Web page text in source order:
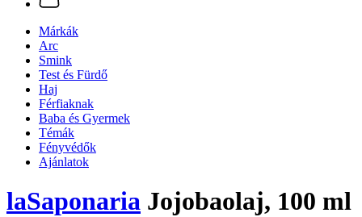
Márkák
Arc
Smink
Test és Fürdő
Haj
Férfiaknak
Baba és Gyermek
Témák
Fényvédők
Ajánlatok
laSaponaria Jojobaolaj, 100 ml